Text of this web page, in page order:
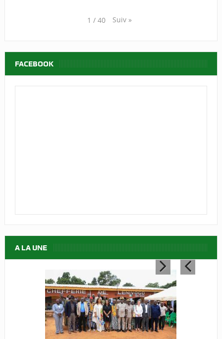
1 / 40 Suiv »
FACEBOOK
A LA UNE